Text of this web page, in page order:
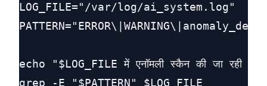
LOG_FILE="/var/log/ai_system.log"
echo "$LOG_FILE में एनॉमली स्कैन की जा रही
grep -E "$PATTERN" $LOG_FILE